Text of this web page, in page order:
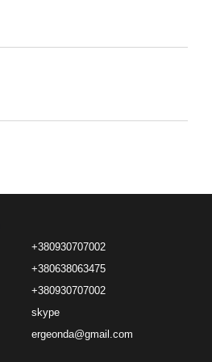
+380930707002
+380638063475
+380930707002
skype
ergeonda@gmail.com